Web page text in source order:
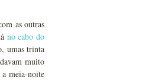
as outras
no cabo do
umas trinta
muito
a meia-noite